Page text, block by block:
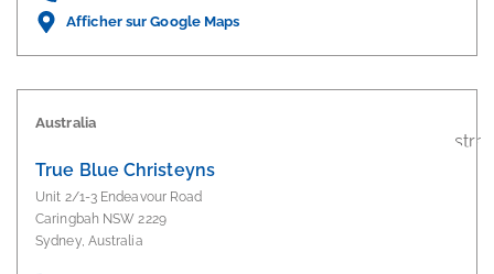
Afficher sur Google Maps
Australia
True Blue Christeyns
Unit 2/1-3 Endeavour Road
Caringbah NSW 2229
Sydney, Australia